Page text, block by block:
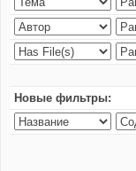
Новые фильтры: